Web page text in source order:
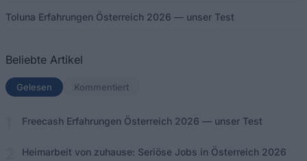
Toluna Erfahrungen Österreich 2026 — unser Test
Beliebte Artikel
Gelesen (aktiver Tab)
Kommentiert
Freecash Erfahrungen Österreich 2026 — unser Test
Heimarbeit von zuhause: Seriöse Jobs in Österreich 2026